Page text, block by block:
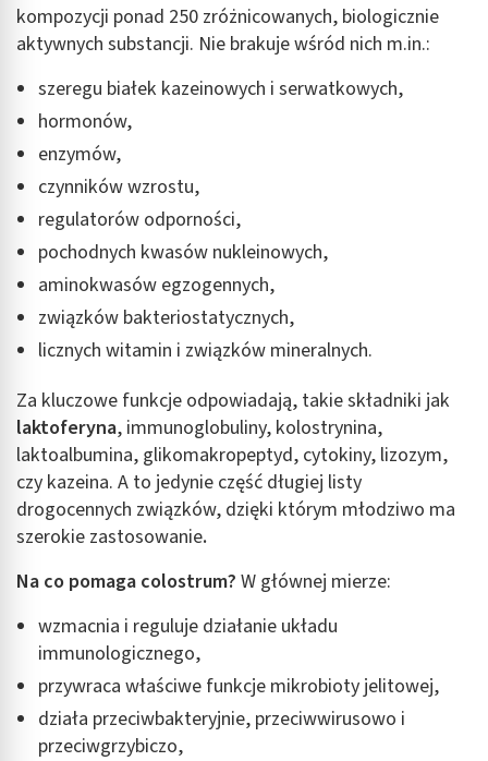
kompozycji ponad 250 zróżnicowanych, biologicznie
aktywnych substancji. Nie brakuje wśród nich m.in.:
szeregu białek kazeinowych i serwatkowych,
hormonów,
enzymów,
czynników wzrostu,
regulatorów odporności,
pochodnych kwasów nukleinowych,
aminokwasów egzogennych,
związków bakteriostatycznych,
licznych witamin i związków mineralnych.
Za kluczowe funkcje odpowiadają, takie składniki jak
laktoferyna, immunoglobuliny, kolostrynina,
laktoalbumina, glikomakropeptyd, cytokiny, lizozym,
czy kazeina. A to jedynie część długiej listy
drogocennych związków, dzięki którym młodziwo ma
szerokie zastosowanie.
Na co pomaga colostrum? W głównej mierze:
wzmacnia i reguluje działanie układu
immunologicznego,
przywraca właściwe funkcje mikrobioty jelitowej,
działa przeciwbakteryjnie, przeciwwirusowo i
przeciwgrzybiczo,